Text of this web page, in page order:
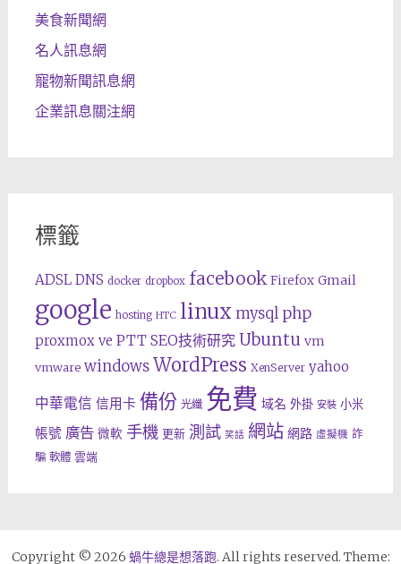
美食新聞網
名人訊息網
寵物新聞訊息網
企業訊息關注網
標籤
ADSL DNS docker dropbox facebook Firefox Gmail
google hosting HTC linux mysql php
proxmox ve PTT SEO技術研究 Ubuntu vm
vmware windows WordPress XenServer yahoo
中華電信 信用卡 備份 光纖 免費 域名 外掛 安裝 小米
帳號 廣告 微軟 手機 更新 測試 笑話 網站 網路 虛擬機 詐
騙 軟體 雲端
Copyright © 2026 蝸牛總是想落跑. All rights reserved. Theme: